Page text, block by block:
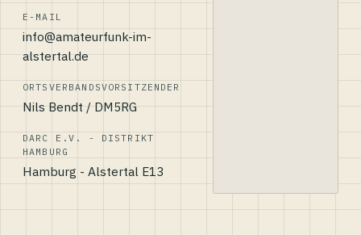
E-MAIL
info@amateurfunk-im-
alstertal.de
ORTSVERBANDSVORSITZENDER
Nils Bendt / DM5RG
DARC E.V. - DISTRIKT
HAMBURG
Hamburg - Alstertal E13